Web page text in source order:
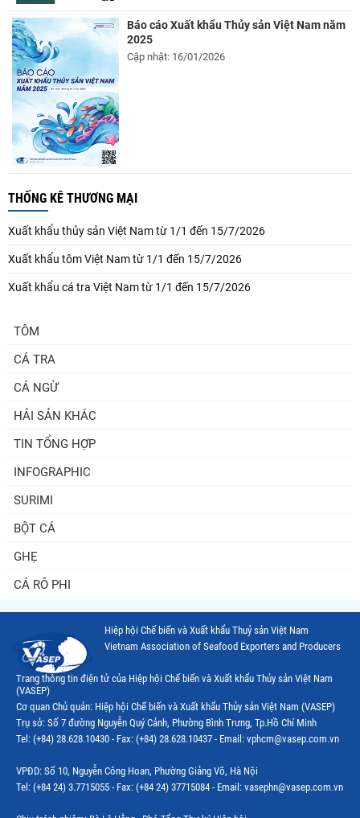
Báo cáo Xuất khẩu Thủy sản Việt Nam năm
2025
Cập nhật: 16/01/2026
THỐNG KÊ THƯƠNG MẠI
Xuất khẩu thủy sản Việt Nam từ 1/1 đến 15/7/2026
Xuất khẩu tôm Việt Nam từ 1/1 đến 15/7/2026
Xuất khẩu cá tra Việt Nam từ 1/1 đến 15/7/2026
TÔM
CÁ TRA
CÁ NGỪ
HẢI SẢN KHÁC
TIN TỔNG HỢP
INFOGRAPHIC
SURIMI
BỘT CÁ
GHẸ
CÁ RÔ PHI
Hiệp hội Chế biến và Xuất khẩu Thuỷ sản Việt Nam
Vietnam Association of Seafood Exporters and Producers
Trang thông tin điện tử của Hiệp hội Chế biến và Xuất khẩu Thủy sản Việt Nam
(VASEP)
Cơ quan Chủ quản: Hiệp hội Chế biến và Xuất khẩu Thủy sản Việt Nam (VASEP)
Trụ sở: Số 7 đường Nguyễn Quý Cảnh, Phường Bình Trưng, Tp.Hồ Chí Minh
Tel: (+84) 28.628.10430 - Fax: (+84) 28.628.10437 - Email: vphcm@vasep.com.vn
VPĐD: Số 10, Nguyễn Công Hoan, Phường Giảng Võ, Hà Nội
Tel: (+84 24) 3.7715055 - Fax: (+84 24) 37715084 - Email: vasephn@vasep.com.vn